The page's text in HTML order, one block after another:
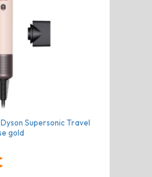
Supersonic Travel
gold